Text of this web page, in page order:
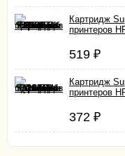
Картридж
принтеров
519 ₽
Картридж
принтеров
372 ₽